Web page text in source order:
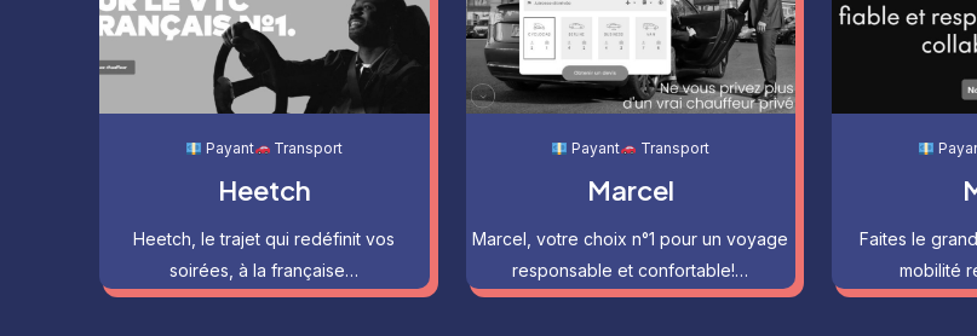
Payant Transport
Heetch
Heetch, le trajet qui redéfinit vos
soirées, à la française…
Payant Transport
Marcel
Marcel, votre choix n°1 pour un voyage
responsable et confortable!…
Faites le
mobilité